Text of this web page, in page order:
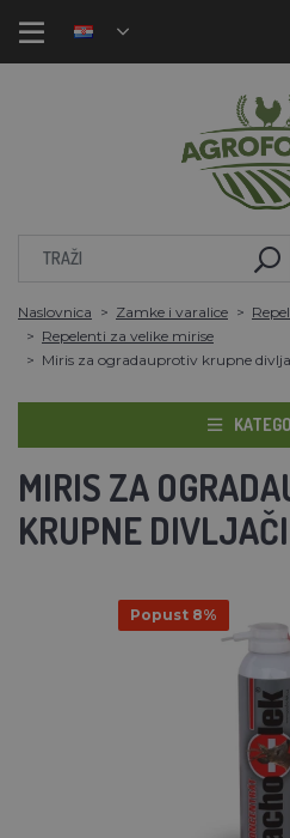
Naslovnica Zamke i varalice
Repelenti za velike mirise
Miris za ogradauprotiv krupne
MIRIS ZA
KRUPNE
Popust 8%